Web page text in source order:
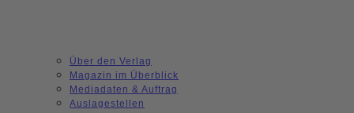
Über den Verlag
Magazin im Überblick
Mediadaten & Auftrag
Auslagestellen